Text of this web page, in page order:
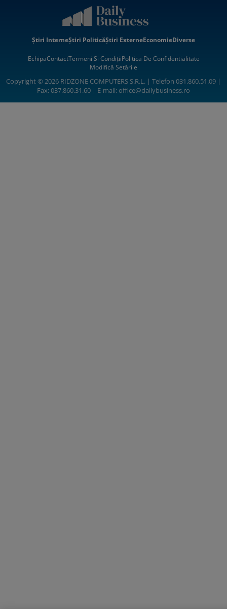
Știri InterneȘtiri PoliticăȘtiri ExterneEconomieDiverse
EchipaContactTermeni Si CondițiiPolitica De Confidentialitate
Modifică Setările
Copyright © 2026 RIDZONE COMPUTERS S.R.L. | Telefon 031.860.51.09 |
Fax: 037.860.31.60 | E-mail:office@dailybusiness.ro